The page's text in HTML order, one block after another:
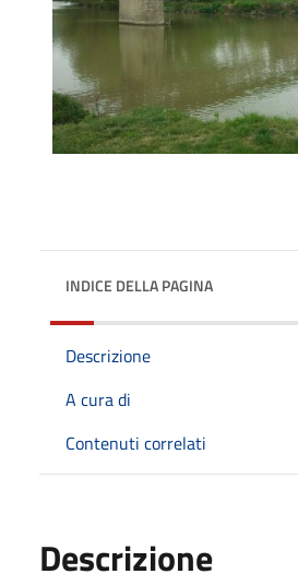
INDICE DELLA PAGINA
Descrizione
A cura di
Contenuti correlati
Descrizione